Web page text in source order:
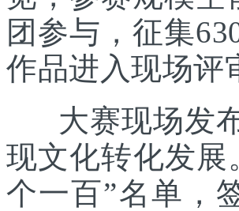
团参与，征集
作品进入现场评
大赛现场发布
现文化转化发展
个一百”名单，